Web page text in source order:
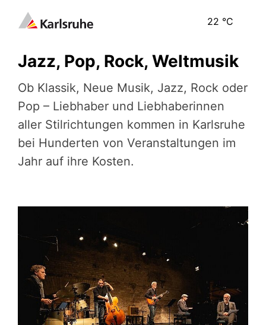
22 °C
Jazz, Pop, Rock, Weltmusik
Ob Klassik, Neue Musik, Jazz, Rock oder
Pop – Liebhaber und Liebhaberinnen
aller ­Stil­rich­tun­gen kommen in Karlsruhe
bei Hunderten von Ver­an­stal­tun­gen im
Jahr auf ihre Kosten.